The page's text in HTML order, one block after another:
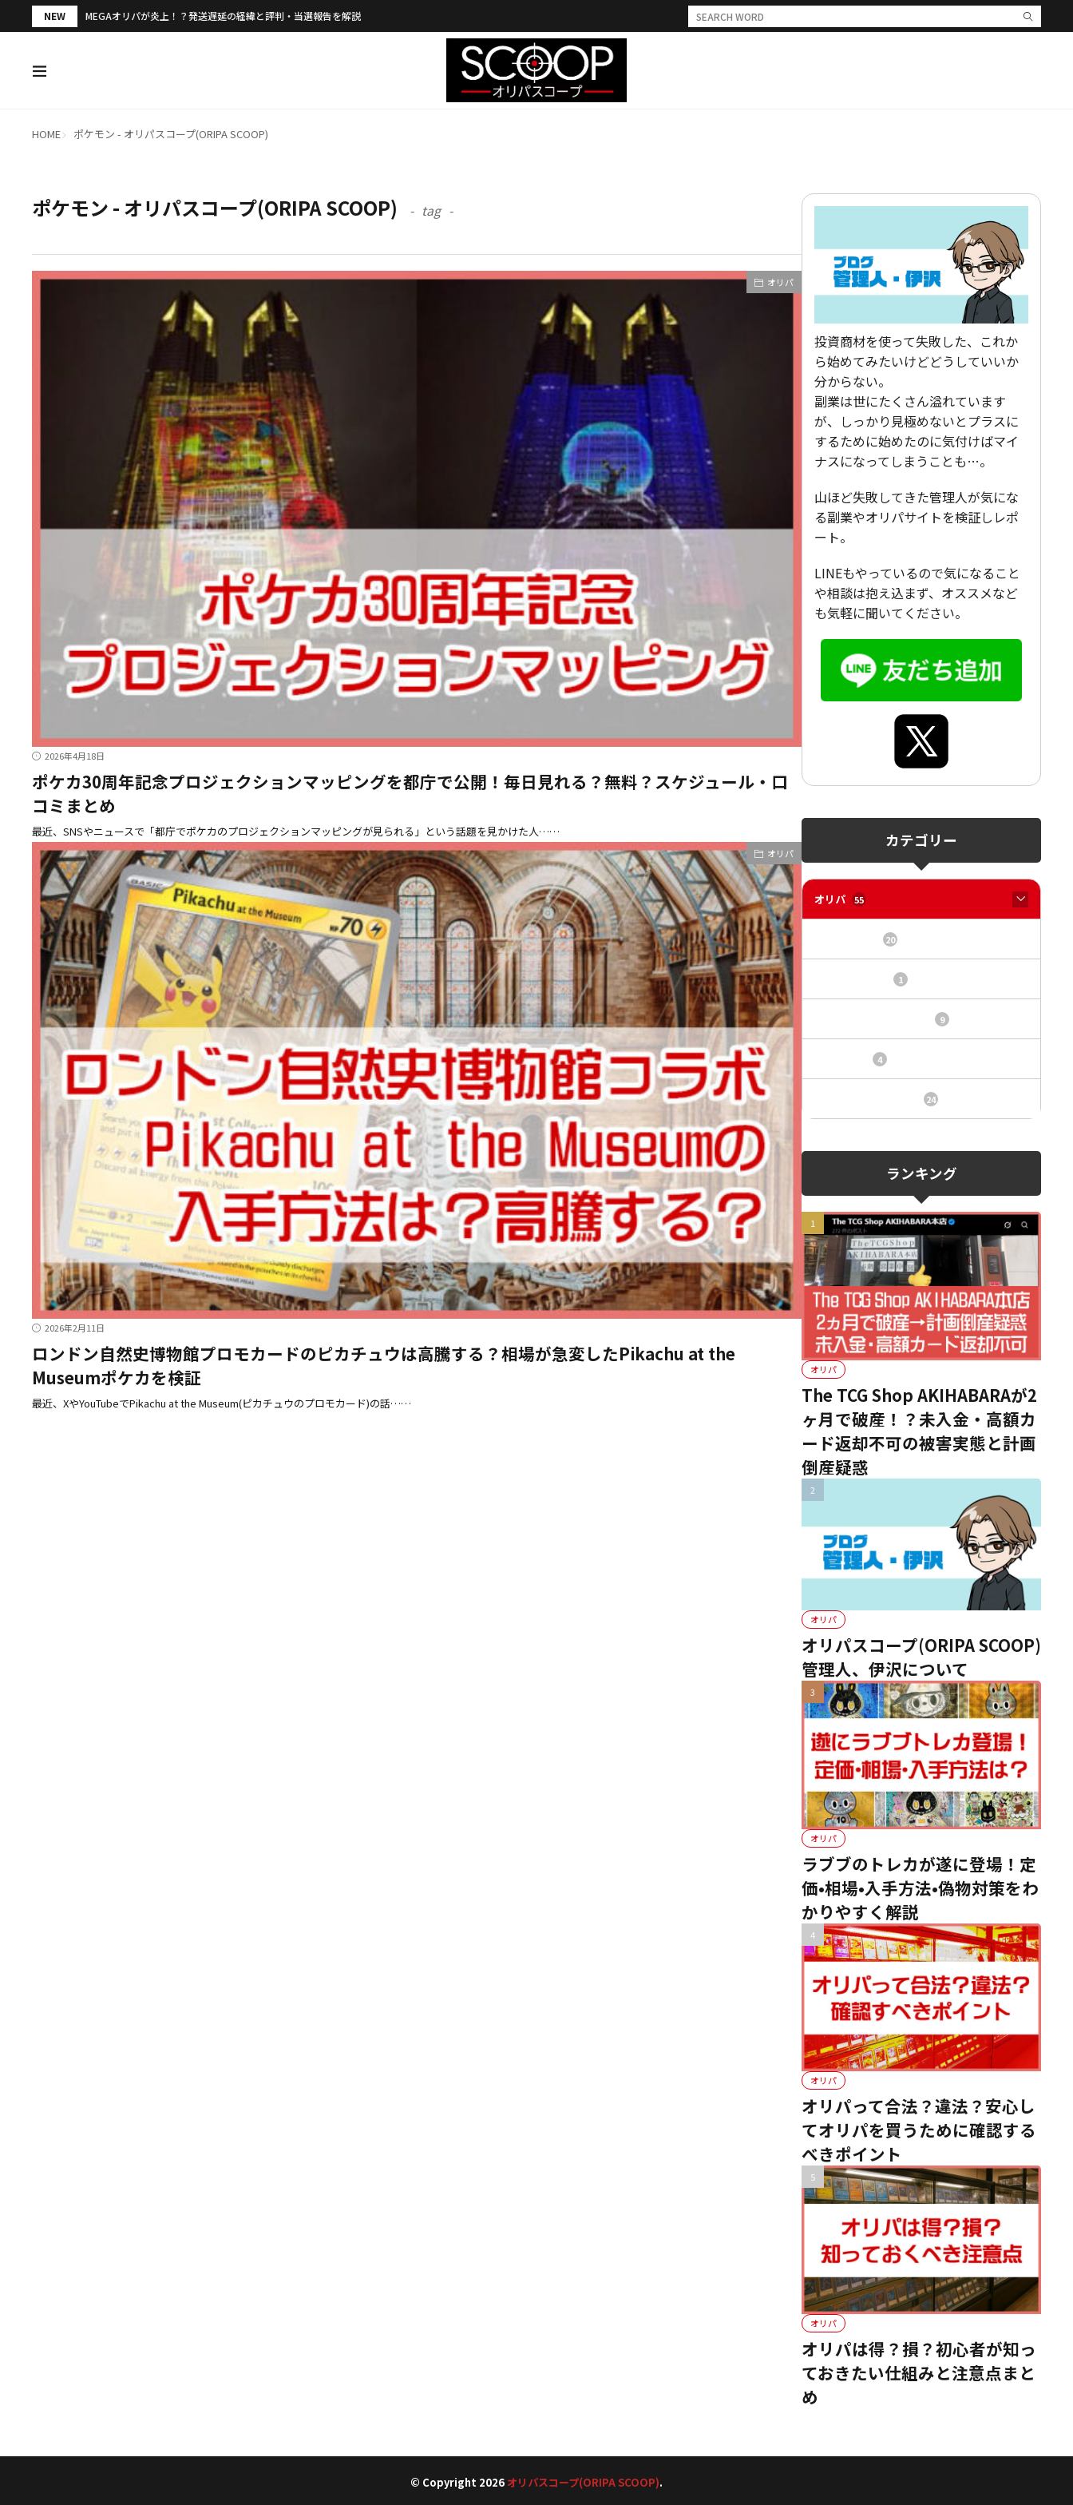
NEW MEGAオリパが炎上！？発送遅延の経緯と評判・当選報告を解説
HOME ポケモン - オリパスコープ(ORIPA SCOOP)
ポケモン - オリパスコープ(ORIPA SCOOP) tag
オリパ
2026年4月18日
ポケカ30周年記念プロジェクションマッピングを都庁で公開！毎日見れる？無料？スケジュール・口
コミまとめ
最近、SNSやニュースで「都庁でポケカのプロジェクションマッピングが見られる」という話題を見かけた人……
オリパ
2026年2月11日
ロンドン自然史博物館プロモカードのピカチュウは高騰する？相場が急変したPikachu at the
Museumポケカを検証
最近、XやYouTubeでPikachu at the Museum(ピカチュウのプロモカード)の話……
投資商材を使って失敗した、これか
ら始めてみたいけどどうしていいか
分からない。
副業は世にたくさん溢れています
が、しっかり見極めないとプラスに
するために始めたのに気付けばマイ
ナスになってしまうことも…。
山ほど失敗してきた管理人が気にな
る副業やオリパサイトを検証しレポ
ート。
LINEもやっているので気になること
や相談は抱え込まず、オススメなど
も気軽に聞いてください。
カテゴリー
オリパ 55
20
1
9
4
24
ランキング
オリパ
The TCG Shop AKIHABARAが2
ヶ月で破産！？未入金・高額カ
ード返却不可の被害実態と計画
倒産疑惑
オリパ
オリパスコープ(ORIPA SCOOP)
管理人、伊沢について
オリパ
ラブブのトレカが遂に登場！定
価•相場•入手方法•偽物対策をわ
かりやすく解説
オリパ
オリパって合法？違法？安心し
てオリパを買うために確認する
べきポイント
オリパ
オリパは得？損？初心者が知っ
ておきたい仕組みと注意点まと
め
© Copyright 2026 オリパスコープ(ORIPA SCOOP).